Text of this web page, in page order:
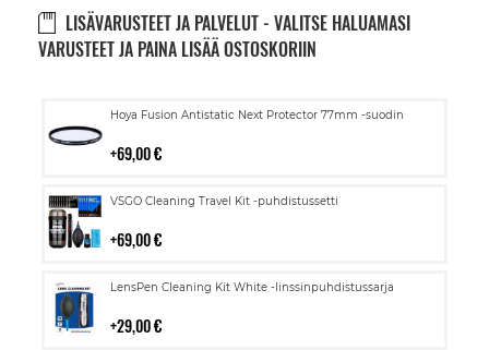
LISÄVARUSTEET JA PALVELUT - VALITSE HALUAMASI
VARUSTEET JA PAINA LISÄÄ OSTOSKORIIN
Hoya Fusion Antistatic Next Protector 77mm -suodin
69,00 €
Lisää
VSGO Cleaning Travel Kit -puhdistussetti
69,00 €
Lisää
LensPen Cleaning Kit White -linssinpuhdistussarja
29,00 €
Lisää